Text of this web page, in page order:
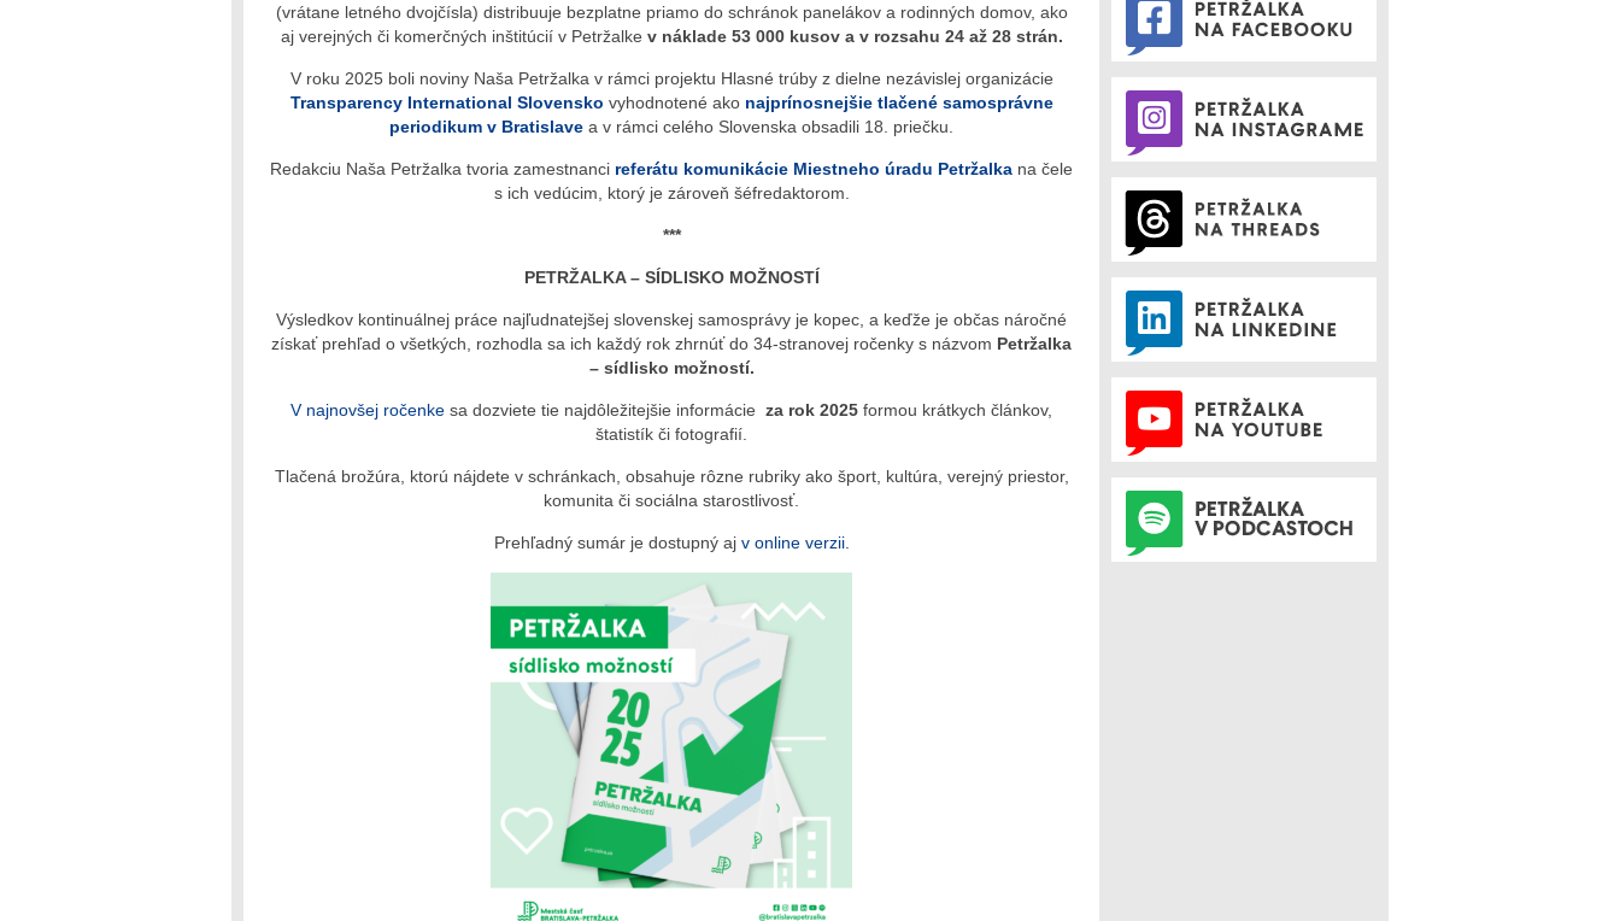
(vrátane letného dvojčísla) distribuuje bezplatne priamo do schránok panelákov a rodinných domov, ako
aj verejných či komerčných inštitúcií v Petržalke v náklade 53 000 kusov a v rozsahu 24 až 28 strán.
V roku 2025 boli noviny Naša Petržalka v rámci projektu Hlasné trúby z dielne nezávislej organizácie
Transparency International Slovensko vyhodnotené ako najprínosnejšie tlačené samosprávne
periodikum v Bratislave a v rámci celého Slovenska obsadili 18. priečku.
Redakciu Naša Petržalka tvoria zamestnanci referátu komunikácie Miestneho úradu Petržalka na čele
s ich vedúcim, ktorý je zároveň šéfredaktorom.
***
PETRŽALKA – SÍDLISKO MOŽNOSTÍ
Výsledkov kontinuálnej práce najľudnatejšej slovenskej samosprávy je kopec, a keďže je občas náročné
získať prehľad o všetkých, rozhodla sa ich každý rok zhrnúť do 34-stranovej ročenky s názvom Petržalka
– sídlisko možností.
V najnovšej ročenke sa dozviete tie najdôležitejšie informácie za rok 2025 formou krátkych článkov,
štatistík či fotografií.
Tlačená brožúra, ktorú nájdete v schránkach, obsahuje rôzne rubriky ako šport, kultúra, verejný priestor,
komunita či sociálna starostlivosť.
Prehľadný sumár je dostupný aj v online verzii.